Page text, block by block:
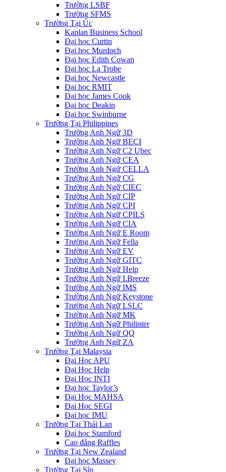
Trường LSBF
Trường SFMS
Trường Tại Úc
Kaplan Business School
Đại học Curtin
Đại học Murdoch
Đại học Edith Cowan
Đại học La Trobe
Đại học Newcastle
Đại học RMIT
Đại học James Cook
Đại học Deakin
Đại học Swinburne
Trường Tại Philippines
Trường Anh Ngữ 3D
Trường Anh Ngữ BECI
Trường Anh Ngữ C2 Ubec
Trường Anh Ngữ CEA
Trường Anh Ngữ CELLA
Trường Anh Ngữ CG
Trường Anh Ngữ CIEC
Trường Anh Ngữ CIP
Trường Anh Ngữ CPI
Trường Anh Ngữ CPILS
Trường Anh Ngữ CIA
Trường Anh Ngữ E Room
Trường Anh Ngữ Fella
Trường Anh Ngữ EV
Trường Anh Ngữ GITC
Trường Anh Ngữ Help
Trường Anh Ngữ I.Breeze
Trường Anh Ngữ IMS
Trường Anh Ngữ Keystone
Trường Anh Ngữ LSLC
Trường Anh Ngữ MK
Trường Anh Ngữ Philinter
Trường Anh Ngữ QQ
Trường Anh Ngữ ZA
Trường Tại Malaysia
Đại Học APU
Đại Học Help
Đại Học INTI
Đại học Taylor’s
Đại Học MAHSA
Đại Học SEGI
Đại học IMU
Trường Tại Thái Lan
Đại học Stamford
Cao đẳng Raffles
Trường Tại New Zealand
Đại học Massey
Trường Tại Síp